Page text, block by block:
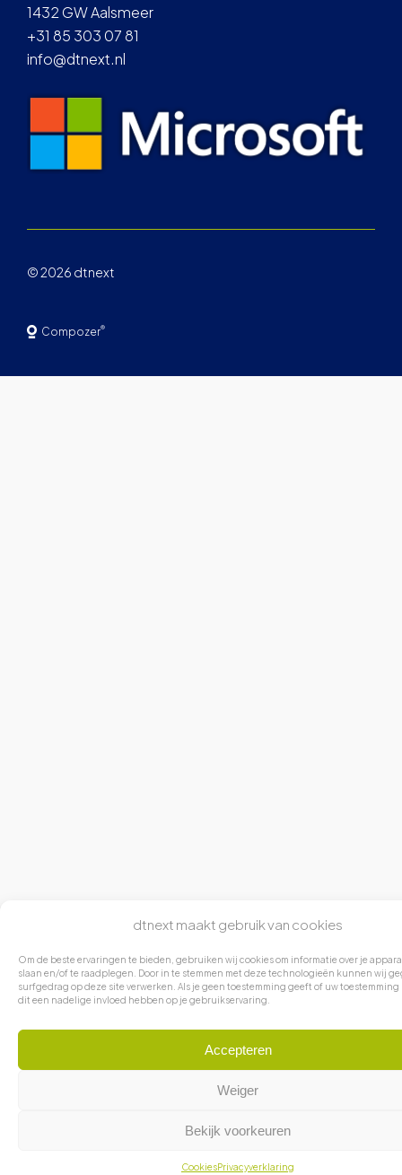
dtnext maakt gebruik van cookies
Om de beste ervaringen te bieden, gebruiken wij cookies om informatie over je
slaan en/of te raadplegen. Door in te stemmen met deze technologieën kunnen wij
surfgedrag op deze site verwerken. Als je geen toestemming geeft of uw
dit een nadelige invloed hebben op je gebruikservaring.
Accepteren
Weiger
Bekijk voorkeuren
CookiesPrivacyverklaring
1432 GW Aalsmeer
+31 85 303 07 81
info@dtnext.nl
© 2026 dtnext
Compozer®